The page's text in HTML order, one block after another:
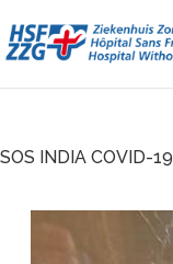
SOS INDIA COVID-19